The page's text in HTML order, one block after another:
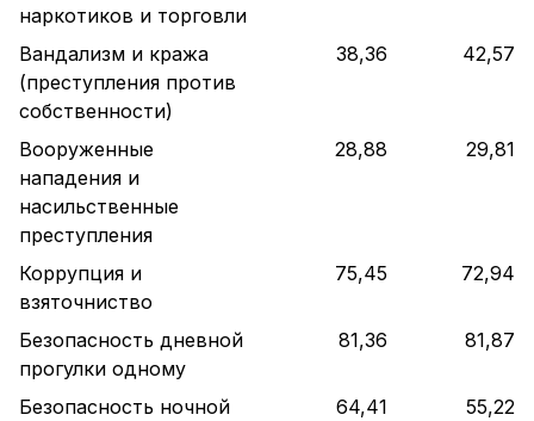
наркотиков и торговли
Вандализм и кража
(преступления против
собственности)
38,36 42,57
Вооруженные
нападения и
насильственные
преступления
28,88 29,81
Коррупция и
взяточниство
75,45 72,94
Безопасность дневной
прогулки одному
81,36 81,87
Безопасность ночной
64,41 55,22